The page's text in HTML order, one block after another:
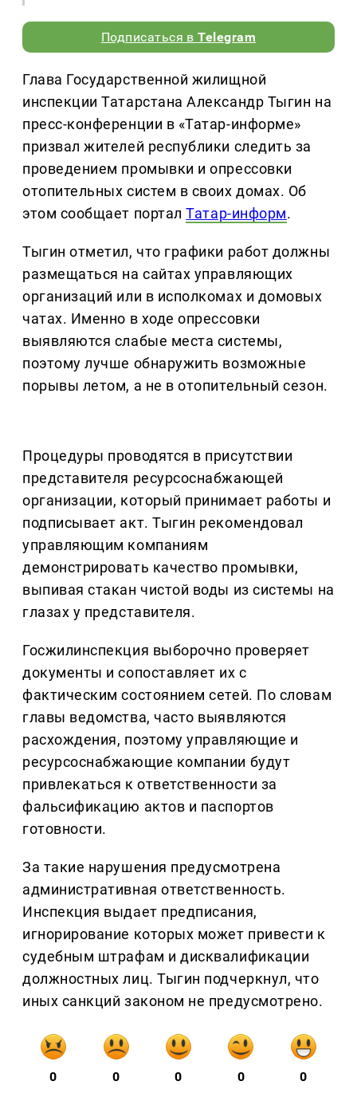
Подписаться вTelegram
Глава Государственной жилищной
инспекции Татарстана Александр Тыгин на
пресс-конференции в «Татар-информе»
призвал жителей республики следить за
проведением промывки и опрессовки
отопительных систем в своих домах. Об
этом сообщает порталТатар-информ.
Тыгин отметил, что графики работ должны
размещаться на сайтах управляющих
организаций или в исполкомах и домовых
чатах. Именно в ходе опрессовки
выявляются слабые места системы,
поэтому лучше обнаружить возможные
порывы летом, а не в отопительный сезон.
Процедуры проводятся в присутствии
представителя ресурсоснабжающей
организации, который принимает работы и
подписывает акт. Тыгин рекомендовал
управляющим компаниям
демонстрировать качество промывки,
выпивая стакан чистой воды из системы на
глазах у представителя.
Госжилинспекция выборочно проверяет
документы и сопоставляет их с
фактическим состоянием сетей. По словам
главы ведомства, часто выявляются
расхождения, поэтому управляющие и
ресурсоснабжающие компании будут
привлекаться к ответственности за
фальсификацию актов и паспортов
готовности.
За такие нарушения предусмотрена
административная ответственность.
Инспекция выдает предписания,
игнорирование которых может привести к
судебным штрафам и дисквалификации
должностных лиц. Тыгин подчеркнул, что
иных санкций законом не предусмотрено.
0 0 0 0 0